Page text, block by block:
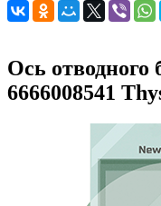
Ось
6666008541